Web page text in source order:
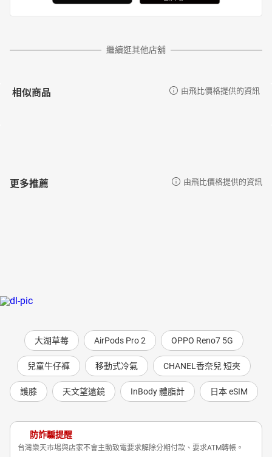
繼續逛其他店舖
相似商品 由飛比價格提供的資訊
更多推薦 由飛比價格提供的資訊
大湖草莓 AirPods Pro 2 OPPO Reno7 5G
兒童牛仔褲 移動式冷氣 CHANEL香奈兒 短夾
護膝 天文望遠鏡 InBody 體脂計 日本 eSIM
防詐騙提醒
台灣樂天市場與店家不會主動致電要求解除分期付款、要求ATM轉帳。